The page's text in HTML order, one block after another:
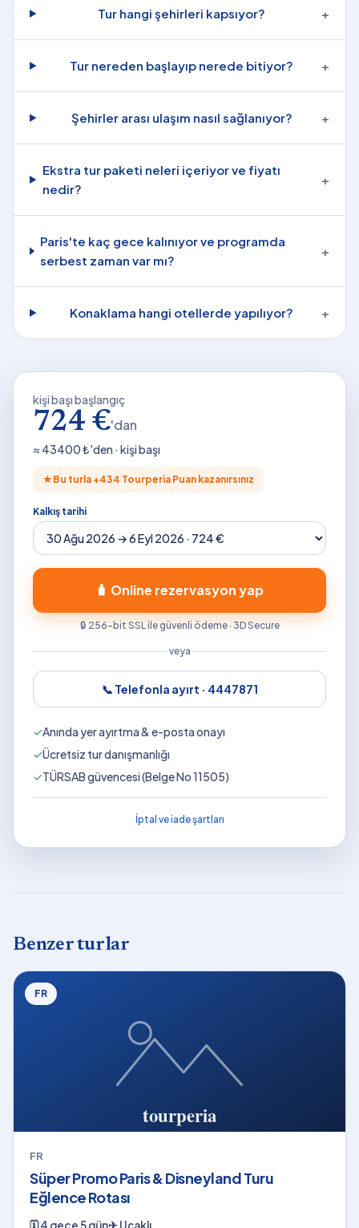
Tur hangi şehirleri kapsıyor? +
Tur nereden başlayıp nerede bitiyor? +
Şehirler arası ulaşım nasıl sağlanıyor? +
Ekstra tur paketi neleri içeriyor ve fiyatı
nedir?
+
Paris'te kaç gece kalınıyor ve programda
serbest zaman var mı?
+
Konaklama hangi otellerde yapılıyor? +
kişi başı başlangıç
724 €'dan
≈ 43400₺'den · kişi başı
★ Bu turla +434 Tourperia Puan kazanırsınız
Kalkış tarihi
🧳 Online rezervasyon yap
🔒 256-bit SSL ile güvenli ödeme · 3D Secure
veya
📞 Telefonla ayırt · 4447871
✓Anında yer ayırtma & e-posta onayı
✓Ücretsiz tur danışmanlığı
✓TÜRSAB güvencesi (Belge No 11505)
İptal ve iade şartları
Benzer turlar
FR
FR
Süper Promo Paris & Disneyland Turu
Eğlence Rotası
🗓4 gece 5 gün✈Uçaklı